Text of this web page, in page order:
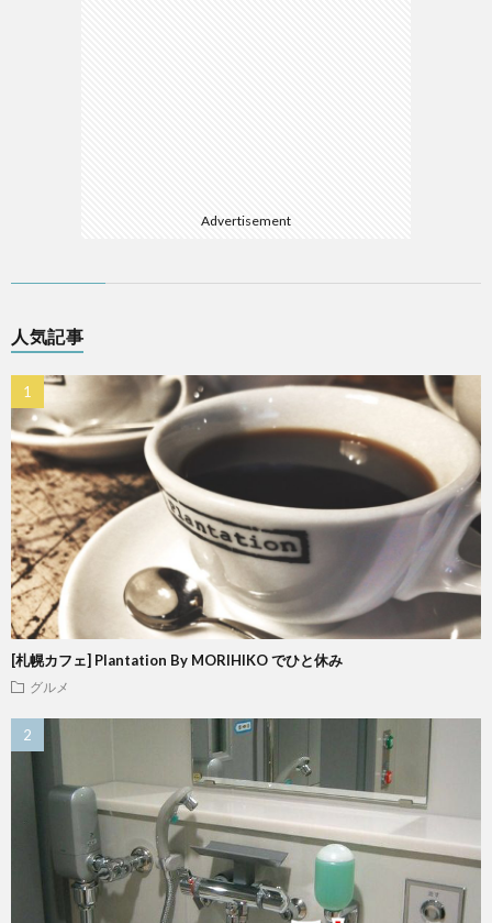
Advertisement
人気記事
[札幌カフェ] Plantation By MORIHIKO でひと休み
グルメ